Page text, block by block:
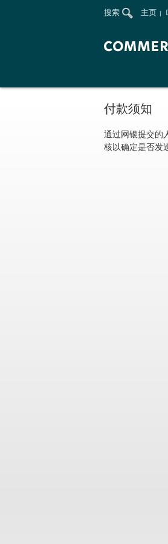
搜索 主页
付款须知
通过网银提交的
核以确定是否发